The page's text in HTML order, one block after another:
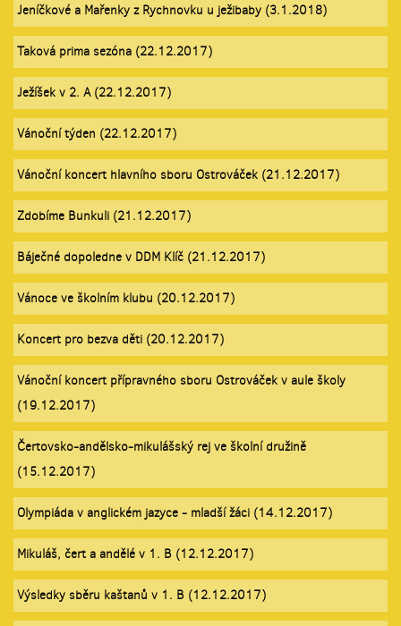
Jeníčkové a Mařenky z Rychnovku u ježibaby (3.1.2018)
Taková prima sezóna (22.12.2017)
Ježíšek v 2. A (22.12.2017)
Vánoční týden (22.12.2017)
Vánoční koncert hlavního sboru Ostrováček (21.12.2017)
Zdobíme Bunkuli (21.12.2017)
Báječné dopoledne v DDM Klíč (21.12.2017)
Vánoce ve školním klubu (20.12.2017)
Koncert pro bezva děti (20.12.2017)
Vánoční koncert přípravného sboru Ostrováček v aule školy
(19.12.2017)
Čertovsko-andělsko-mikulášský rej ve školní družině
(15.12.2017)
Olympiáda v anglickém jazyce - mladší žáci (14.12.2017)
Mikuláš, čert a andělé v 1. B (12.12.2017)
Výsledky sběru kaštanů v 1. B (12.12.2017)